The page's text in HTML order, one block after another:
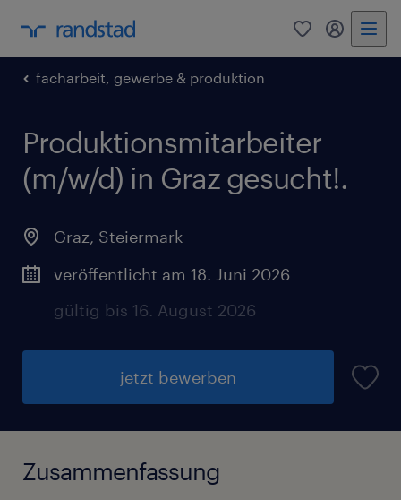
0 Mein
facharbeit, gewerbe & produktion
Produktionsmitarbeiter
(m/w/d) in Graz gesucht!.
Graz, Steiermark
veröffentlicht am 18. Juni 2026
gültig bis 16. August 2026
jetzt bewerben
Zusammenfassung